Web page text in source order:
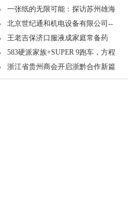
一张纸的无限可能：探访苏州雄海
北京世纪通和机电设备有限公司--
王老吉保济口服液成家庭常备药
583硬派家族+SUPER 9跑车，方程
浙江省贵州商会开启浙黔合作新篇